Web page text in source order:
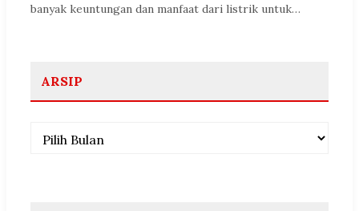
banyak keuntungan dan manfaat dari listrik untuk…
ARSIP
Arsip